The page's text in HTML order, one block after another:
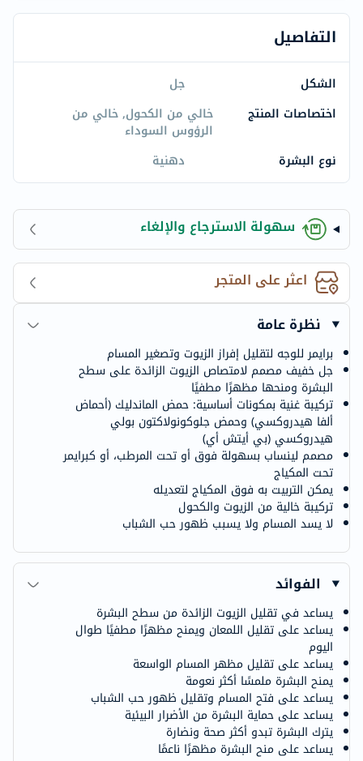
التفاصيل
الشكل
جل
اختصاصات المنتج
خالي من الكحول, خالي من
الرؤوس السوداء
نوع البشرة
دهنية
سهولة الاسترجاع والإلغاء
اعثر على المتجر
نظرة عامة
برايمر للوجه لتقليل إفراز الزيوت وتصغير المسام
جل خفيف مصمم لامتصاص الزيوت الزائدة على سطح
البشرة ومنحها مظهرًا مطفيًا
تركيبة غنية بمكونات أساسية: حمض الماندليك (أحماض
ألفا هيدروكسي) وحمض جلوكونولاكتون بولي
هيدروكسي (بي أيتش أي)
مصمم لينساب بسهولة فوق أو تحت المرطب، أو كبرايمر
تحت المكياج
يمكن التربيت به فوق المكياج لتعديله
تركيبة خالية من الزيوت والكحول
لا يسد المسام ولا يسبب ظهور حب الشباب
الفوائد
يساعد في تقليل الزيوت الزائدة من سطح البشرة
يساعد على تقليل اللمعان ويمنح مظهرًا مطفيًا طوال
اليوم
يساعد على تقليل مظهر المسام الواسعة
يمنح البشرة ملمسًا أكثر نعومة
يساعد على فتح المسام وتقليل ظهور حب الشباب
يساعد على حماية البشرة من الأضرار البيئية
يترك البشرة تبدو أكثر صحة ونضارة
يساعد على منح البشرة مظهرًا ناعمًا